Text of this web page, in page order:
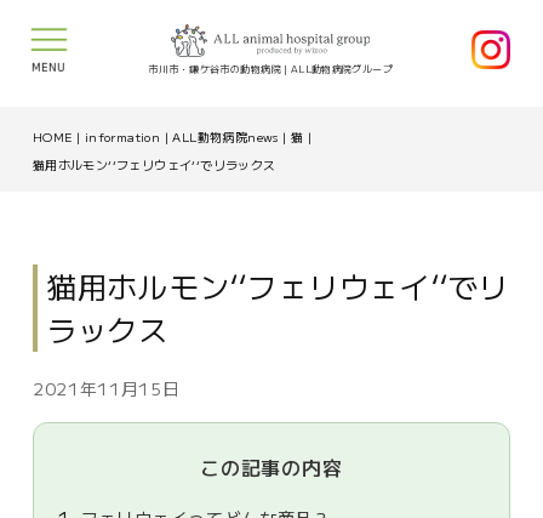
MENU 市川市・鎌ケ谷市の動物病院｜ALL動物病院グループ
HOME | information | ALL動物病院news | 猫 |
猫用ホルモン‘‘フェリウェイ‘‘でリラックス
猫用ホルモン‘‘フェリウェイ‘‘でリ
ラックス
2021年11月15日
この記事の内容